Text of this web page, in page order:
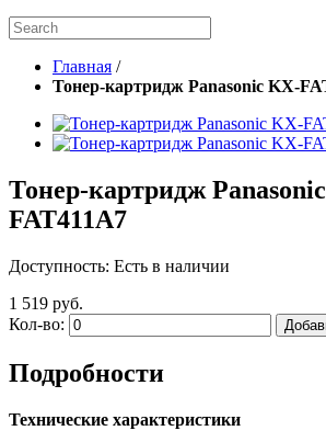
Главная /
Тонер-картридж Panasonic KX-
Тонер-картридж
FAT411A7
Доступность: Есть в наличии
1 519 руб.
Кол-во:
Подробности
Технические характеристики